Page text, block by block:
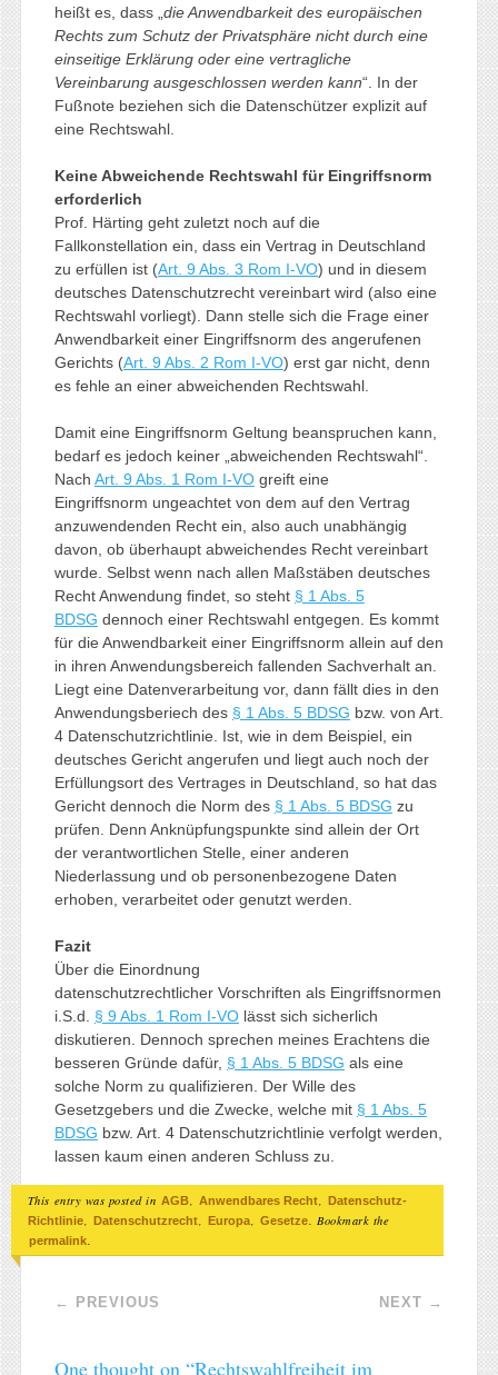
heißt es, dass „ die Anwendbarkeit des europäischen
Rechts zum Schutz der Privatsphäre nicht durch eine
einseitige Erklärung oder eine vertragliche
Vereinbarung ausgeschlossen werden kann“. In der
Fußnote beziehen sich die Datenschützer explizit auf
eine Rechtswahl.
Keine Abweichende Rechtswahl für Eingriffsnorm
erforderlich
Prof. Härting geht zuletzt noch auf die
Fallkonstellation ein, dass ein Vertrag in Deutschland
zu erfüllen ist (Art. 9 Abs. 3 Rom I-VO) und in diesem
deutsches Datenschutzrecht vereinbart wird (also eine
Rechtswahl vorliegt). Dann stelle sich die Frage einer
Anwendbarkeit einer Eingriffsnorm des angerufenen
Gerichts (Art. 9 Abs. 2 Rom I-VO) erst gar nicht, denn
es fehle an einer abweichenden Rechtswahl.
Damit eine Eingriffsnorm Geltung beanspruchen kann,
bedarf es jedoch keiner „abweichenden Rechtswahl“.
Nach Art. 9 Abs. 1 Rom I-VOgreift eine
Eingriffsnorm ungeachtet von dem auf den Vertrag
anzuwendenden Recht ein, also auch unabhängig
davon, ob überhaupt abweichendes Recht vereinbart
wurde. Selbst wenn nach allen Maßstäben deutsches
Recht Anwendung findet, so steht § 1 Abs. 5
BDSG dennoch einer Rechtswahl entgegen. Es kommt
für die Anwendbarkeit einer Eingriffsnorm allein auf den
in ihren Anwendungsbereich fallenden Sachverhalt an.
Liegt eine Datenverarbeitung vor, dann fällt dies in den
Anwendungsberiech des § 1 Abs. 5 BDSG bzw. von Art.
4 Datenschutzrichtlinie. Ist, wie in dem Beispiel, ein
deutsches Gericht angerufen und liegt auch noch der
Erfüllungsort des Vertrages in Deutschland, so hat das
Gericht dennoch die Norm des § 1 Abs. 5 BDSG zu
prüfen. Denn Anknüpfungspunkte sind allein der Ort
der verantwortlichen Stelle, einer anderen
Niederlassung und ob personenbezogene Daten
erhoben, verarbeitet oder genutzt werden.
Fazit
Über die Einordnung
datenschutzrechtlicher Vorschriften als Eingriffsnormen
i.S.d. § 9 Abs. 1 Rom I-VOlässt sich sicherlich
diskutieren. Dennoch sprechen meines Erachtens die
besseren Gründe dafür, § 1 Abs. 5 BDSG als eine
solche Norm zu qualifizieren. Der Wille des
Gesetzgebers und die Zwecke, welche mit § 1 Abs. 5
BDSG bzw. Art. 4 Datenschutzrichtlinie verfolgt werden,
lassen kaum einen anderen Schluss zu.
This entry was posted in AGB, Anwendbares Recht,
Datenschutz-
Richtlinie, Datenschutzrecht, Europa, Gesetze. Bookmark the
permalink.
Post navigation
← PREVIOUS NEXT →
One thought on “Rechtswahlfreiheit im